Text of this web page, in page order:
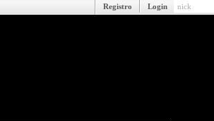
Login
Registro